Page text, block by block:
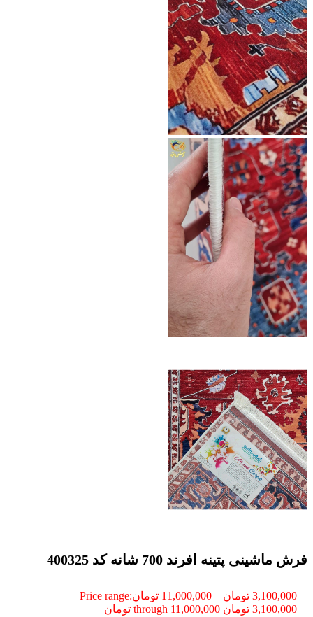
فرش ماشینی پتینه افرند 700 شانه کد 400325
3,100,000 تومان –
11,000,000 تومانPrice range:
3,100,000 تومان through 11,000,000 تومان